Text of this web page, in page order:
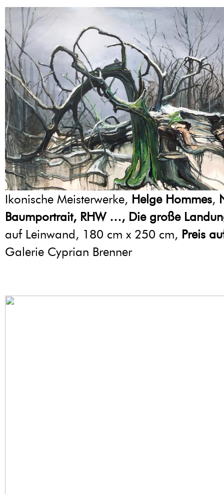
Ikonische Meisterwerke, Helge Hommes,
Baumportrait, RHW …, Die große
auf Leinwand, 180 cm x 250 cm, Preis
Galerie Cyprian Brenner